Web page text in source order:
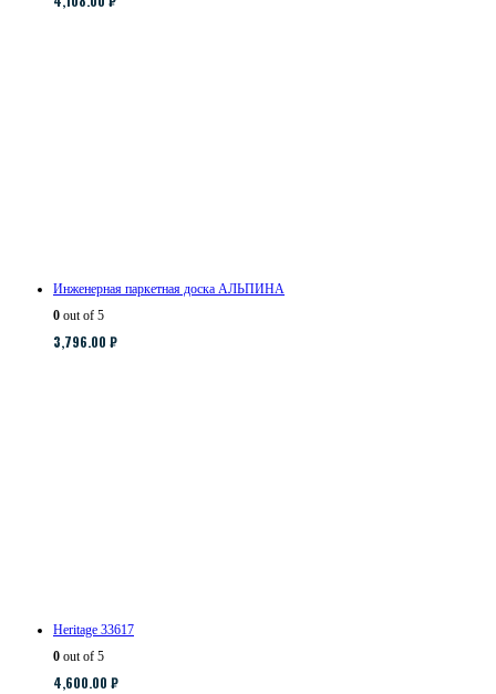
Инженерная паркетная доска АЛЬПИНА
0 out of 5
3,796.00 ₽
Heritage 33617
0 out of 5
4,600.00 ₽